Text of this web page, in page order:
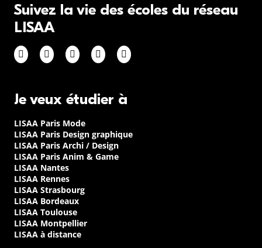
Suivez la vie des écoles du réseau
LISAA
Je veux étudier à
LISAA Paris Mode
LISAA Paris Design graphique
LISAA Paris Archi / Design
LISAA Paris Anim & Game
LISAA Nantes
LISAA Rennes
LISAA Strasbourg
LISAA Bordeaux
LISAA Toulouse
LISAA Montpellier
LISAA à distance